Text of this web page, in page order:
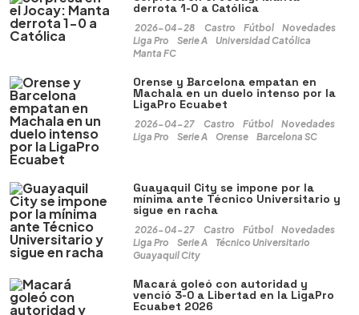
derrota 1-0 a Católica
2026-04-28 Castro Fútbol
Novedades
Liga Pro
Serie A
Universidad Católica
Manta FC
Orense y Barcelona empatan en
Machala en un duelo intenso por la
LigaPro Ecuabet
2026-04-27 Castro Fútbol
Novedades
Liga Pro
Serie A Orense Barcelona SC
Guayaquil City se impone por la
mínima ante Técnico Universitario y
sigue en racha
2026-04-27 Castro Fútbol
Novedades
Liga Pro
Serie A
Técnico Universitario
Guayaquil City
Macará goleó con autoridad y
venció 3-0 a Libertad en la LigaPro
Ecuabet 2026